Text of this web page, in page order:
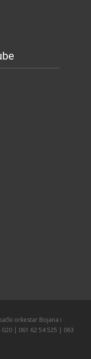
orkestar Bojana i
020 | 061 62 54 525 | 063